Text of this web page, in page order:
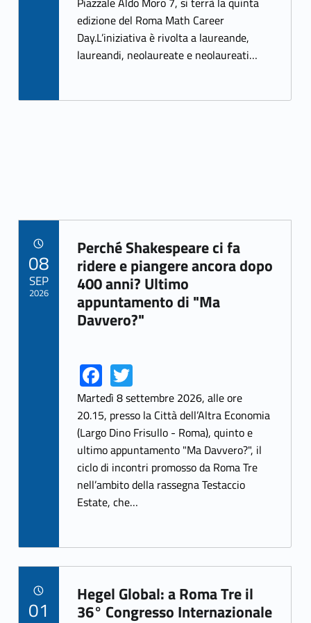
o
o
k
er
edizione del Roma Math Career
Day.L’iniziativa è rivolta a laureande,
laureandi, neolaureate e neolaureati…
Link identifier archive #link-archive-42218
Perché Shakespeare ci fa
ridere e piangere ancora dopo
400 anni? Ultimo
appuntamento di "Ma
Davvero?"
Link identifier share facebook archive #share-link-archive-34825Fa
ce
b
o
o
k
Link identifier share twitter archive #share-link-archive-77304T
w
itt
er
Martedì 8 settembre 2026, alle ore
20.15, presso la Città dell’Altra Economia
(Largo Dino Frisullo - Roma), quinto e
ultimo appuntamento "Ma Davvero?", il
ciclo di incontri promosso da Roma Tre
nell’ambito della rassegna Testaccio
Estate, che…
08
SEP
2026
Link identifier archive #link-archive-30935
Hegel Global: a Roma Tre il
36° Congresso Internazionale
01